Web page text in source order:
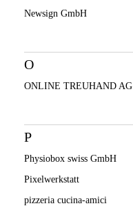
Newsign GmbH
O
ONLINE TREUHAND AG
P
Physiobox swiss GmbH
Pixelwerkstatt
pizzeria cucina-amici